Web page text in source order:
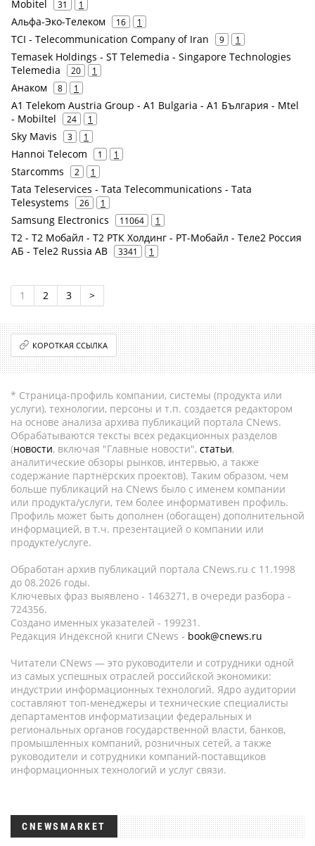
Mobitel 31 1
Альфа-Эко-Телеком 16 1
TCI - Telecommunication Company of Iran 9 1
Temasek Holdings - ST Telemedia - Singapore Technologies
Telemedia
20 1
Анаком 8 1
A1 Telekom Austria Group - A1 Bulgaria - А1 България - Mtel
- Mobiltel
24 1
Sky Mavis 3 1
Hannoi Telecom 1 1
Starcomms 2 1
Tata Teleservices - Tata Telecommunications - Tata
Telesystems
26 1
Samsung Electronics 11064 1
Т2 - Т2 Мобайл - Т2 РТК Холдинг - РТ-Мобайл - Теле2 Россия
АБ - Tele2 Russia AB
3341 1
1 2 3 >
КОРОТКАЯ ССЫЛКА
* Страница-профиль компании, системы (продукта или
услуги), технологии, персоны и т.п. создается редактором
на основе анализа архива публикаций портала CNews.
Обрабатываются тексты всех редакционных разделов
(новости, включая "Главные новости", статьи,
аналитические обзоры рынков, интервью, а также
содержание партнёрских проектов). Таким образом, чем
больше публикаций на CNews было с именем компании
или продукта/услуги, тем более информативен профиль.
Профиль может быть дополнен (обогащен) дополнительной
информацией, в т.ч. презентацией о компании или
продукте/услуге.
Обработан архив публикаций портала CNews.ru c 11.1998
до 08.2026 годы.
Ключевых фраз выявлено - 1463271, в очереди разбора -
724356.
Создано именных указателей - 199231.
Редакция Индексной книги CNews - book@cnews.ru
Читатели CNews — это руководители и сотрудники одной
из самых успешных отраслей российской экономики:
индустрии информационных технологий. Ядро аудитории
составляют топ-менеджеры и технические специалисты
департаментов информатизации федеральных и
региональных органов государственной власти, банков,
промышленных компаний, розничных сетей, а также
руководители и сотрудники компаний-поставщиков
информационных технологий и услуг связи.
CNEWSMARKET